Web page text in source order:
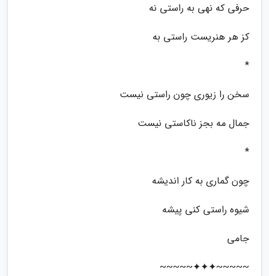
حرفی که نهی به راستی نه
کز هر هنریست راستی به
*
سخن را زیوری چون راستی نیست
جمال مه بجز ناکاستی نیست
*
چون گماری به کار اندیشه
شیوه راستی کنی پیشه
جامی
~~~~~✦✦✦~~~~~